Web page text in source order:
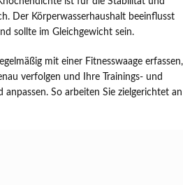
Der Körperwasserhaushalt beeinflusst
sollte im Gleichgewicht sein.
mit einer Fitnesswaage erfassen,
verfolgen und Ihre Trainings- und
anpassen. So arbeiten Sie zielgerichtet an